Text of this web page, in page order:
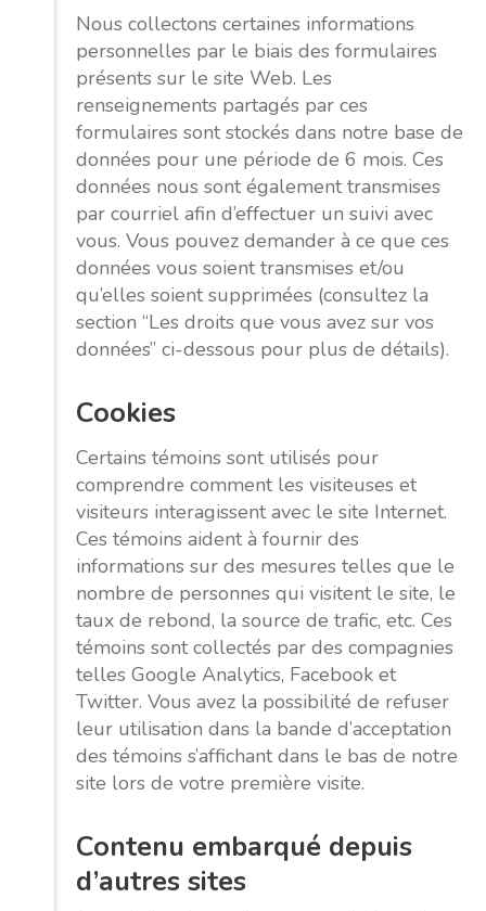
Nous collectons certaines informations
personnelles par le biais des formulaires
présents sur le site Web. Les
renseignements partagés par ces
formulaires sont stockés dans notre base de
données pour une période de 6 mois. Ces
données nous sont également transmises
par courriel afin d’effectuer un suivi avec
vous. Vous pouvez demander à ce que ces
données vous soient transmises et/ou
qu’elles soient supprimées (consultez la
section “Les droits que vous avez sur vos
données” ci-dessous pour plus de détails).
Cookies
Certains témoins sont utilisés pour
comprendre comment les visiteuses et
visiteurs interagissent avec le site Internet.
Ces témoins aident à fournir des
informations sur des mesures telles que le
nombre de personnes qui visitent le site, le
taux de rebond, la source de trafic, etc. Ces
témoins sont collectés par des compagnies
telles Google Analytics, Facebook et
Twitter. Vous avez la possibilité de refuser
leur utilisation dans la bande d’acceptation
des témoins s’affichant dans le bas de notre
site lors de votre première visite.
Contenu embarqué depuis
d’autres sites